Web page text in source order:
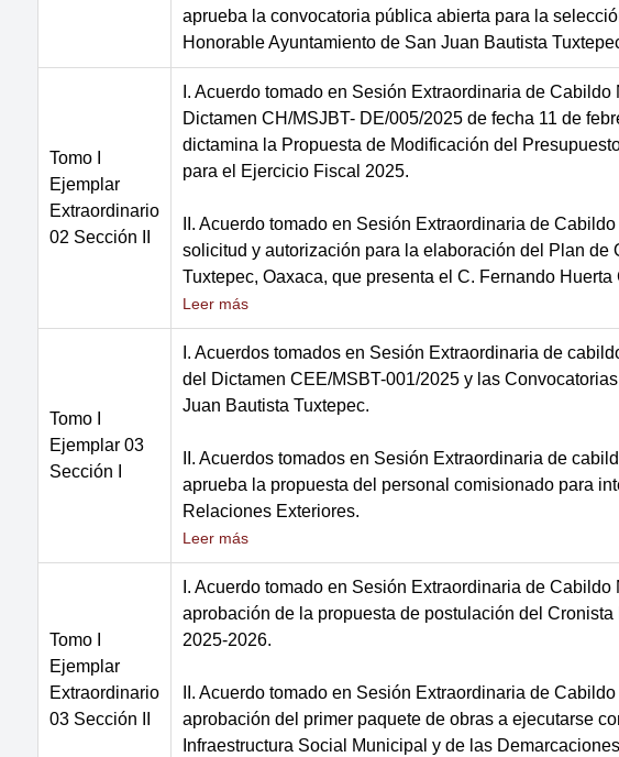
aprueba la convocatoria pública abierta para la
Honorable Ayuntamiento de San Juan Bautista
Tomo I
Ejemplar
Extraordinario
02 Sección II
I. Acuerdo tomado en Sesión Extraordinaria de
Dictamen CH/MSJBT- DE/005/2025 de fecha 11 de
dictamina la Propuesta de Modificación del
para el Ejercicio Fiscal 2025.
II. Acuerdo tomado en Sesión Extraordinaria de
solicitud y autorización para la elaboración del Plan
Tuxtepec, Oaxaca, que presenta el C. Fernando
Leer más
Tomo I
Ejemplar 03
Sección I
I. Acuerdos tomados en Sesión Extraordinaria de
del Dictamen CEE/MSBT-001/2025 y las
Juan Bautista Tuxtepec.
II. Acuerdos tomados en Sesión Extraordinaria de
aprueba la propuesta del personal comisionado para
Relaciones Exteriores.
Leer más
Tomo I
Ejemplar
Extraordinario
03 Sección II
I. Acuerdo tomado en Sesión Extraordinaria de
aprobación de la propuesta de postulación del
2025-2026.
II. Acuerdo tomado en Sesión Extraordinaria de
aprobación del primer paquete de obras a ejecutarse
Infraestructura Social Municipal y de las